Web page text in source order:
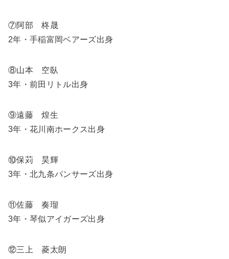
⑦阿部 柊晟
2年・手稲富岡ベアーズ出身
⑧山本 空臥
3年・前田リトル出身
⑨遠藤 煌生
3年・花川南ホークス出身
⑩保苅 昊輝
3年・北九条パンサーズ出身
⑪佐藤 奏瑠
3年・琴似アイガーズ出身
⑫三上 菱太朗